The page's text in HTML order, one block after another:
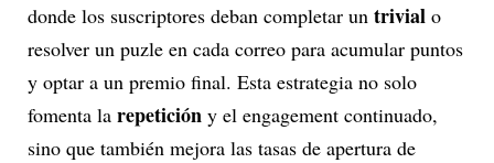
donde los suscriptores deban completar un trivial o
resolver un puzle en cada correo para acumular puntos
y optar a un premio final. Esta estrategia no solo
fomenta la repetición y el engagement continuado,
sino que también mejora las tasas de apertura de